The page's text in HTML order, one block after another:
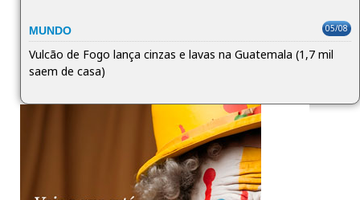
MUNDO 05/08
Vulcão de Fogo lança cinzas e lavas na Guatemala (1,7 mil
saem de casa)